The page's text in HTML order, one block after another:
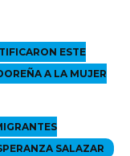
ESTE
A LA MUJER
SALAZAR